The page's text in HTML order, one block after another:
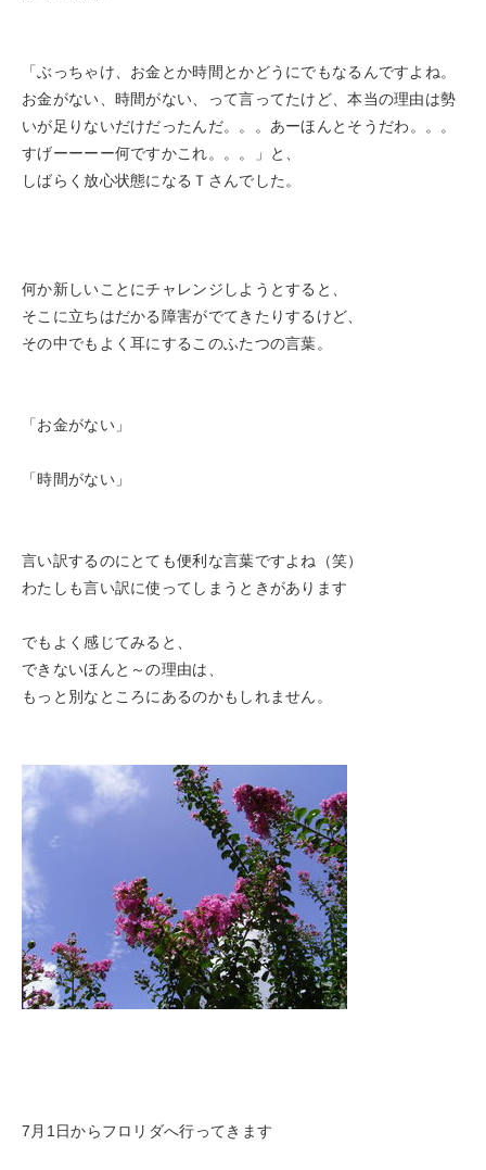
「ぶっちゃけ、お金とか時間とかどうにでもなるんですよね。
お金がない、時間がない、って言ってたけど、本当の理由は勢
いが足りないだけだったんだ。。。 あーほんとそうだわ。。。
すげーーーー何ですかこれ。。。」と、
しばらく放心状態になるＴさんでした。
何か新しいことにチャレンジしようとすると、
そこに立ちはだかる障害がでてきたりするけど、
その中でもよく耳にするこのふたつの言葉。
「お金がない」
「時間がない」
言い訳するのにとても便利な言葉ですよね（笑）
わたしも言い訳に使ってしまうときがあります
でもよく感じてみると、
できないほんと～の理由は、
もっと別なところにあるのかもしれません。
7月1日からフロリダへ行ってきます